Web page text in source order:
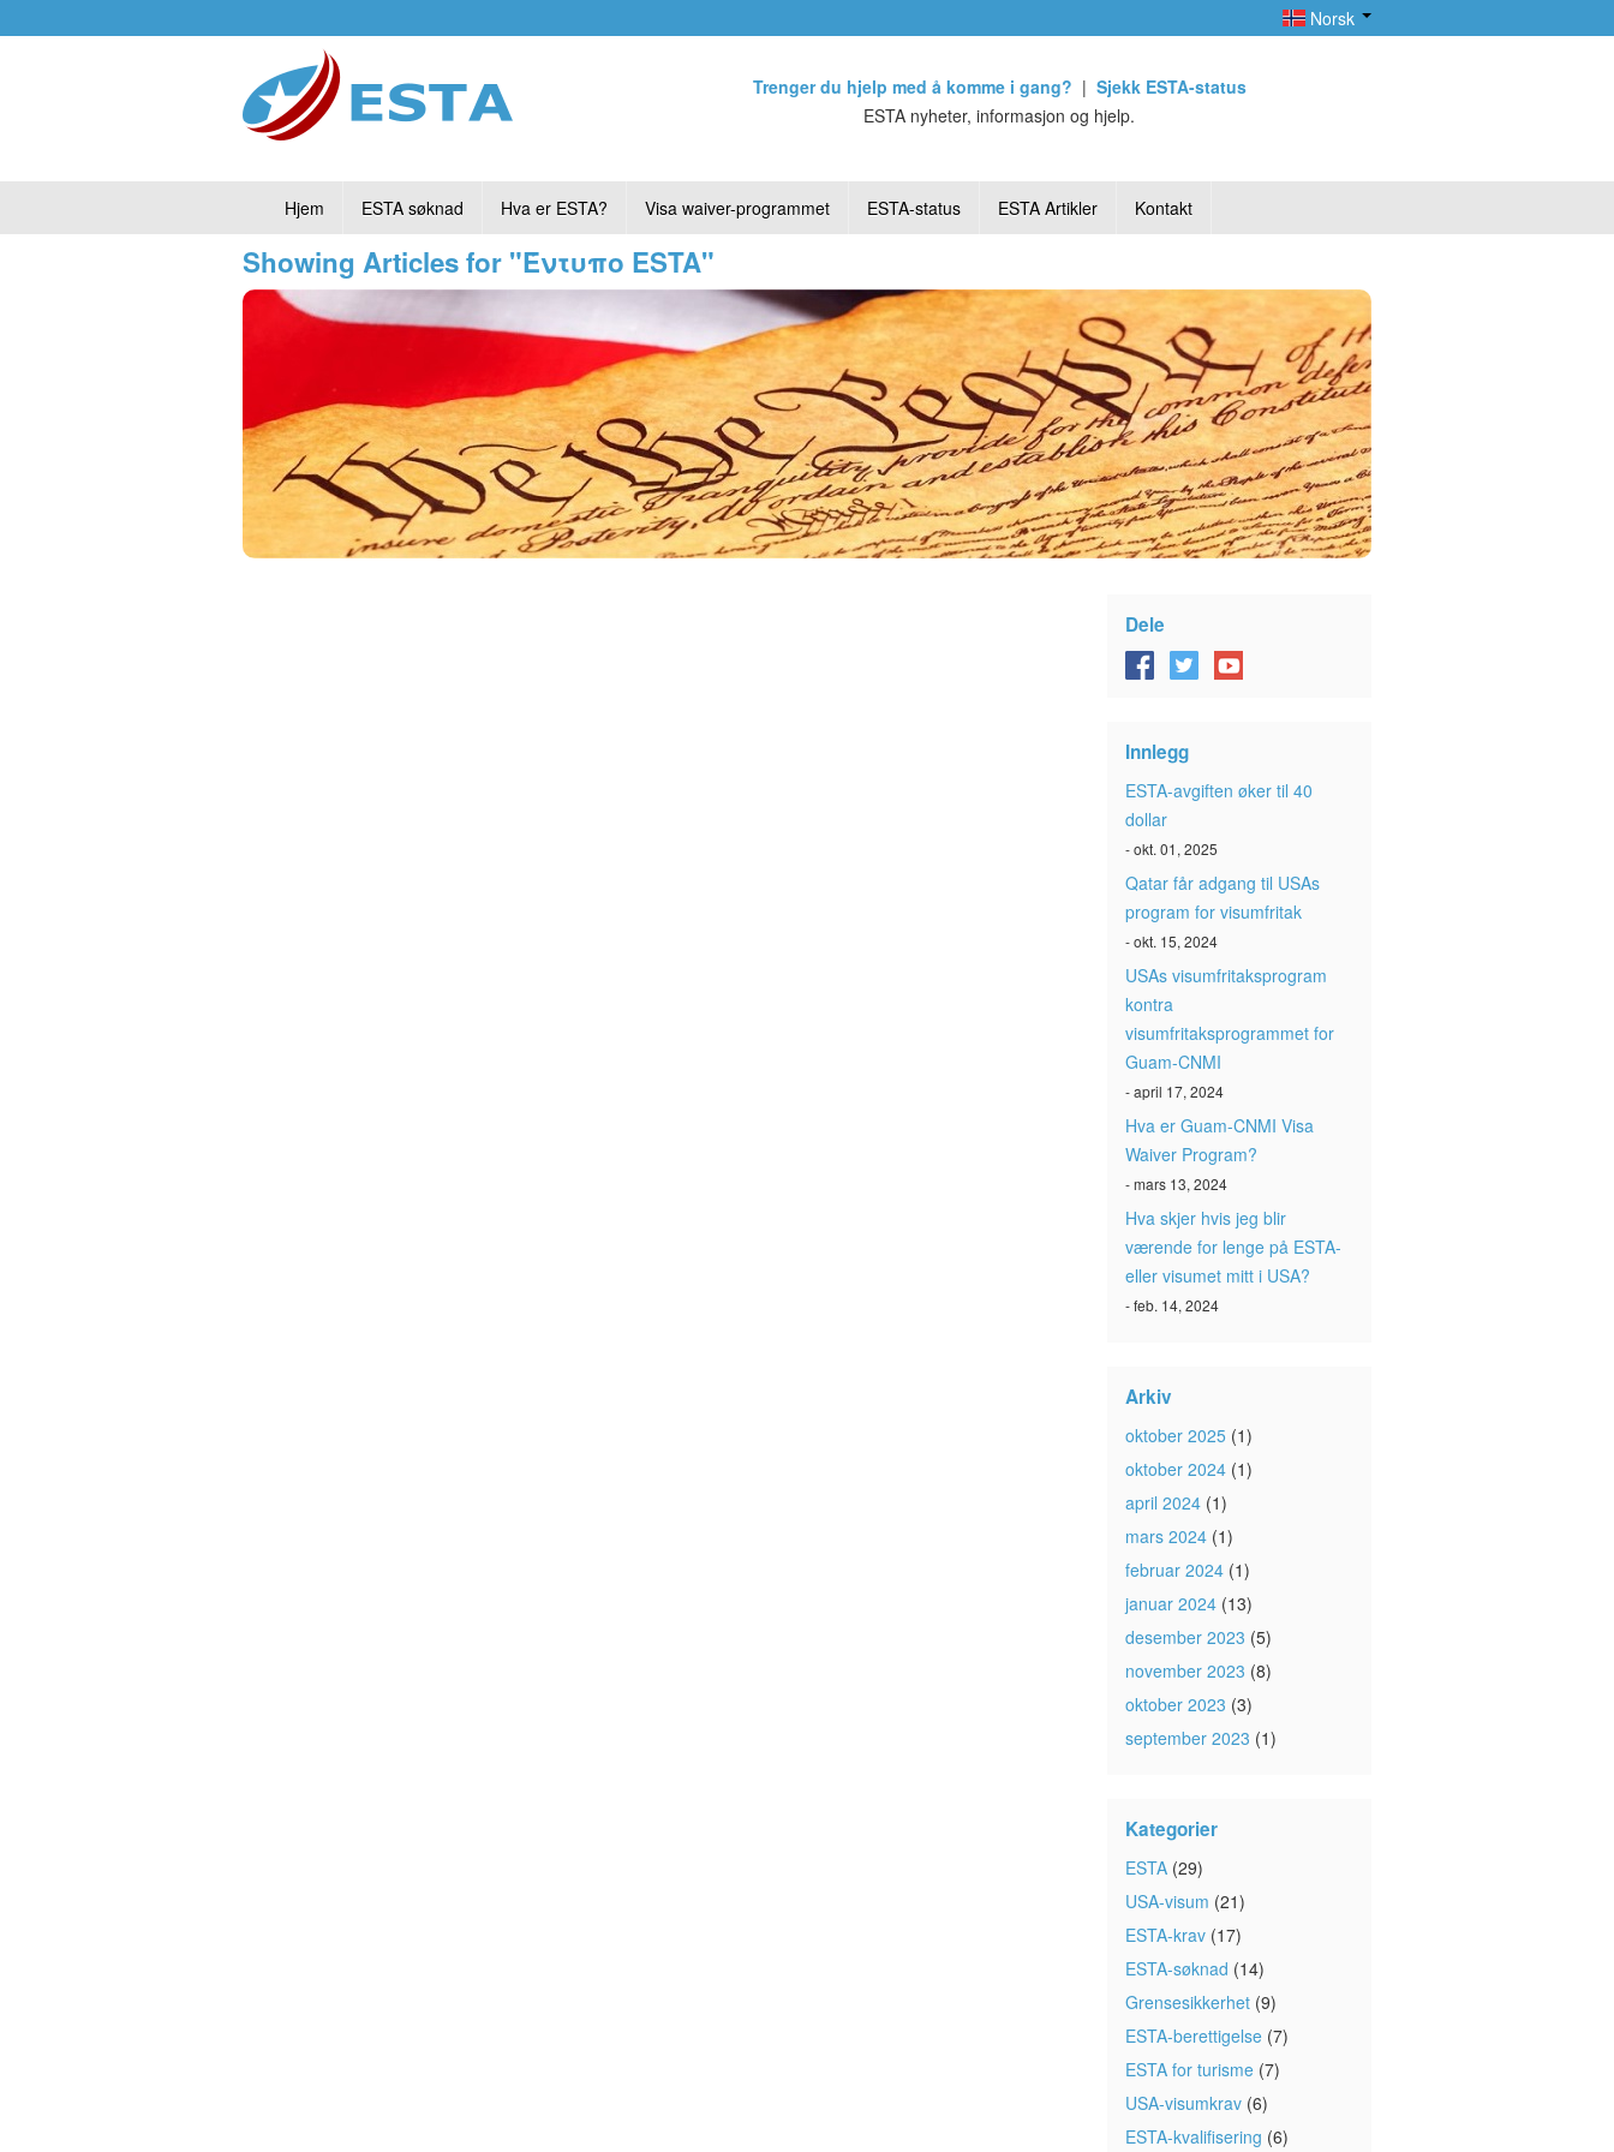
Norsk
Trenger du hjelp med å komme i gang? | Sjekk ESTA-status
ESTA nyheter, informasjon og hjelp.
Hjem ESTA søknad Hva er ESTA? Visa waiver-programmet ESTA-status ESTA Artikler Kontakt
Showing Articles for "Έντυπο ESTA"
Dele
Innlegg
ESTA-avgiften øker til 40
dollar
- okt. 01, 2025
Qatar får adgang til USAs
program for visumfritak
- okt. 15, 2024
USAs visumfritaksprogram
kontra
visumfritaksprogrammet for
Guam-CNMI
- april 17, 2024
Hva er Guam-CNMI Visa
Waiver Program?
- mars 13, 2024
Hva skjer hvis jeg blir
værende for lenge på ESTA-
eller visumet mitt i USA?
- feb. 14, 2024
Arkiv
oktober 2025 (1)
oktober 2024 (1)
april 2024 (1)
mars 2024 (1)
februar 2024 (1)
januar 2024 (13)
desember 2023 (5)
november 2023 (8)
oktober 2023 (3)
september 2023 (1)
Kategorier
ESTA (29)
USA-visum (21)
ESTA-krav (17)
ESTA-søknad (14)
Grensesikkerhet (9)
ESTA-berettigelse (7)
ESTA for turisme (7)
USA-visumkrav (6)
ESTA-kvalifisering (6)